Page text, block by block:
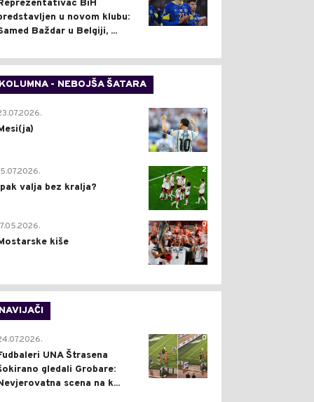
BiH
u novom klubu:
Baždar u Belgiji, ...
KOLUMNA - NEBOJŠA ŠATARA
0
2
valja bez kralja?
0
kiše
NAVIJAČI
0
UNA Štrasena
gledali Grobare:
scena na k...